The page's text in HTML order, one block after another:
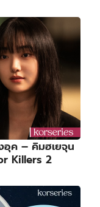
อุค – คิมฮเยจุน
Killers 2